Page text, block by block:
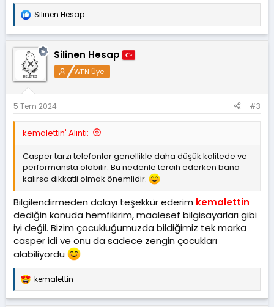
T
e
p
k
l
e
:
Silinen Hesap
Silinen Hesap
WFN Üye
5 Tem 2024 #3
kemalettin' Alıntı:
Casper tarzı telefonlar genellikle daha düşük kalitede ve
performansta olabilir. Bu nedenle tercih ederken bana
kalırsa dikkatli olmak önemlidir.
Bilgilendirmeden dolayı teşekkür ederim kemalettin
dediğin konuda hemfikirim, maalesef bilgisayarları gibi
iyi değil. Bizim çocukluğumuzda bildiğimiz tek marka
casper idi ve onu da sadece zengin çocukları
alabiliyordu
T
e
p
kemalettin